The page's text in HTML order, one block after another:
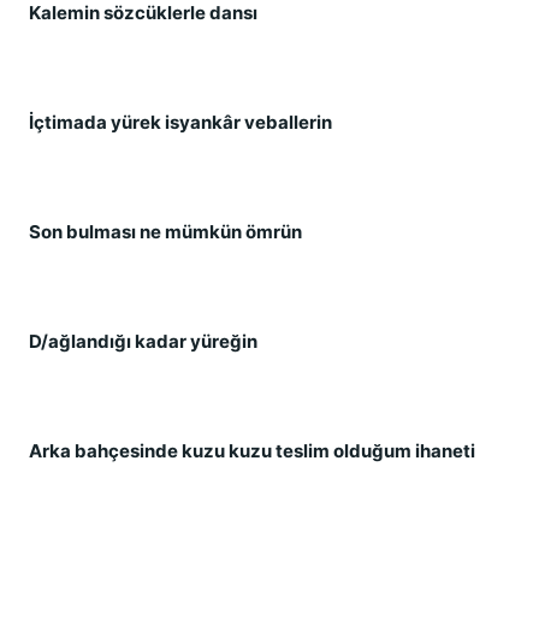
Kalemin sözcüklerle dansı
İçtimada yürek isyankâr veballerin
Son bulması ne mümkün ömrün
D/ağlandığı kadar yüreğin
Arka bahçesinde kuzu kuzu teslim olduğum ihaneti